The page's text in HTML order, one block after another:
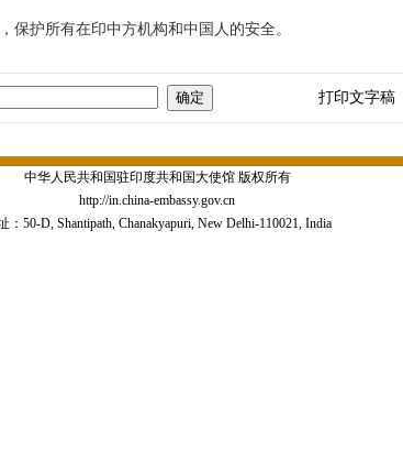
护所有在印中方机构和中国人的安全。
打印文字稿
中华人民共和国驻印度共和国大使馆 版权所有
http://in.china-embassy.gov.cn
：50-D, Shantipath, Chanakyapuri, New Delhi-110021, India